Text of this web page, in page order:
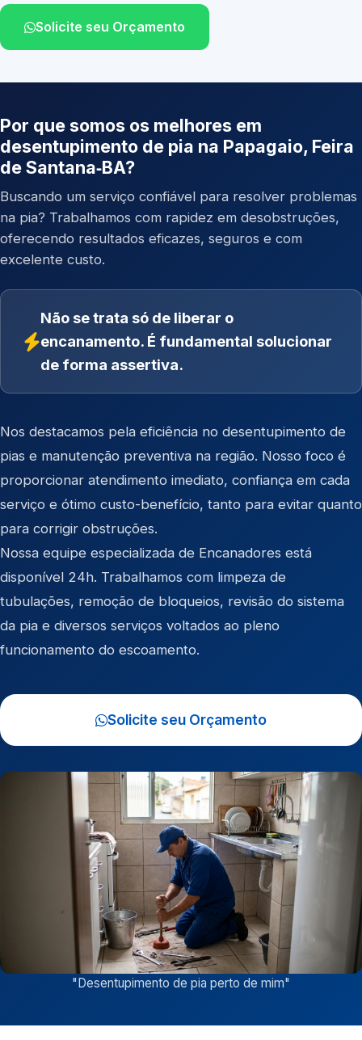
Solicite seu Orçamento
Por que somos os melhores em
desentupimento de pia na Papagaio, Feira
de Santana‑BA?
Buscando um serviço confiável para resolver problemas
na pia? Trabalhamos com rapidez em desobstruções,
oferecendo resultados eficazes, seguros e com
excelente custo.
Não se trata só de liberar o
encanamento. É fundamental solucionar
de forma assertiva.
Nos destacamos pela eficiência no desentupimento de
pias e manutenção preventiva na região. Nosso foco é
proporcionar atendimento imediato, confiança em cada
serviço e ótimo custo-benefício, tanto para evitar quanto
para corrigir obstruções.
Nossa equipe especializada de Encanadores está
disponível 24h. Trabalhamos com limpeza de
tubulações, remoção de bloqueios, revisão do sistema
da pia e diversos serviços voltados ao pleno
funcionamento do escoamento.
Solicite seu Orçamento
"Desentupimento de pia perto de mim"